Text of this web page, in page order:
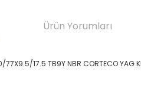
Ürün Yorumları
17.5 TB9Y NBR CORTECO YAG